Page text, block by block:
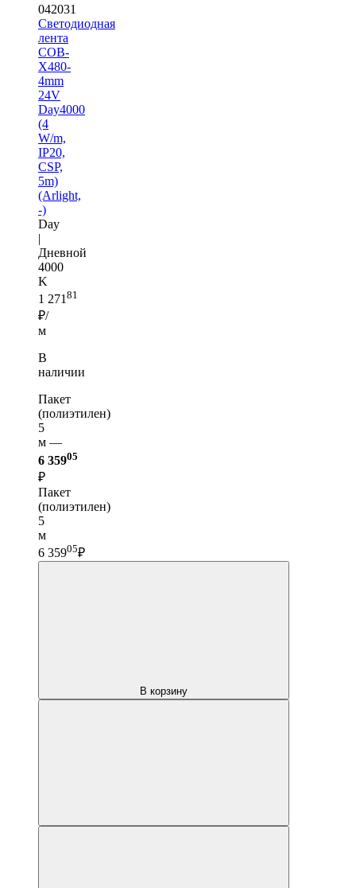
042031
Светодиодная
лента
COB-
X480-
4mm
24V
Day4000
(4
W/m,
IP20,
CSP,
5m)
(Arlight,
-)
Day
|
Дневной
4000
K
1 271 81
₽/
м
В
наличии
Пакет
(полиэтилен)
5
м —
6 35905
₽
Пакет
(полиэтилен)
5
м
6 35905₽
В корзину